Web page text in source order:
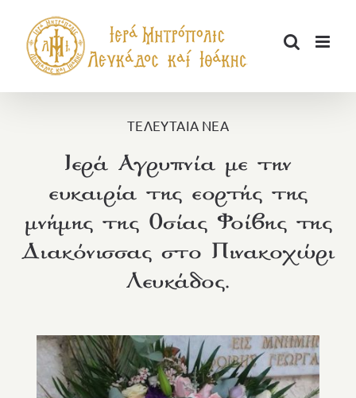
περιεχόμενο
ΤΕΛΕΥΤΑΙΑ ΝΕΑ
Ιερά Αγρυπνία με την
ευκαιρία της εορτής της
μνήμης της Οσίας Φοίβης της
Διακόνισσας στο Πινακοχώρι
Λευκάδος.